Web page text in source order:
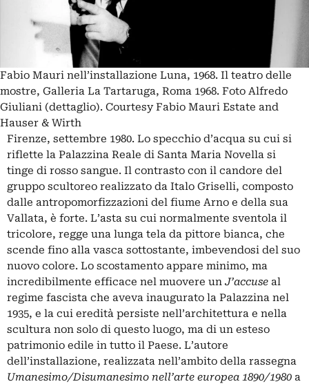
Fabio Mauri nell’installazione Luna, 1968. Il teatro delle
mostre, Galleria La Tartaruga, Roma 1968. Foto Alfredo
Giuliani (dettaglio). Courtesy Fabio Mauri Estate and
Hauser & Wirth
Firenze, settembre 1980. Lo specchio d’acqua su cui si
riflette la Palazzina Reale di Santa Maria Novella si
tinge di rosso sangue. Il contrasto con il candore del
gruppo scultoreo realizzato da Italo Griselli, composto
dalle antropomorfizzazioni del fiume Arno e della sua
Vallata, è forte. L’asta su cui normalmente sventola il
tricolore, regge una lunga tela da pittore bianca, che
scende fino alla vasca sottostante, imbevendosi del suo
nuovo colore. Lo scostamento appare minimo, ma
incredibilmente efficace nel muovere un J’accuse al
regime fascista che aveva inaugurato la Palazzina nel
1935, e la cui eredità persiste nell’architettura e nella
scultura non solo di questo luogo, ma di un esteso
patrimonio edile in tutto il Paese. L’autore
dell’installazione, realizzata nell’ambito della rassegna
Umanesimo/Disumanesimo nell’arte europea 1890/1980 a